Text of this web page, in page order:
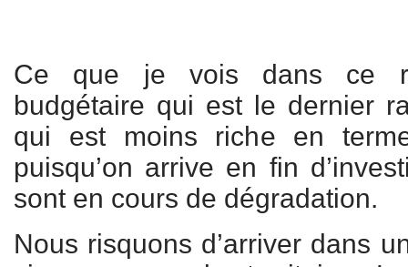
Ce que je vois dans ce
budgétaire qui est le dernier
qui est moins riche en
puisqu’on arrive en fin
sont en cours de dégradation.
Nous risquons d’arriver dans